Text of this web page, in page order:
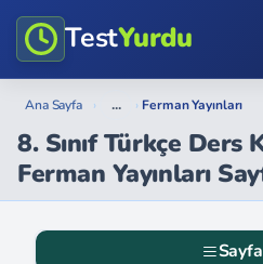
TestYurdu
Ana Sayfa › ... › Ferman Yayınları
8. Sınıf Türkçe Ders
Ferman Yayınları